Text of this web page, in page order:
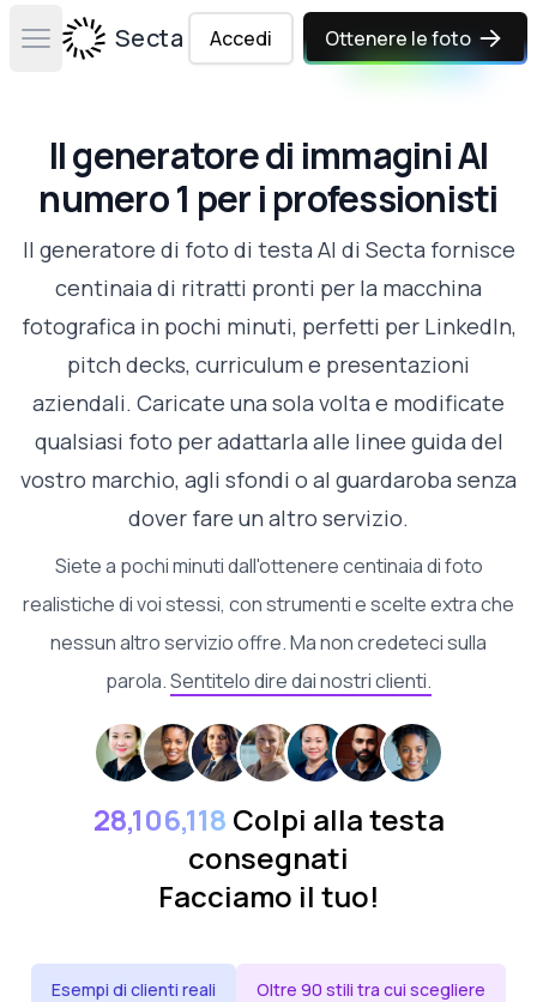
Open main menuSecta Labs
Accedi Ottenere le foto
Il generatore di immagini AI
numero 1 per i professionisti
Il generatore di foto di testa AI di Secta fornisce
centinaia di ritratti pronti per la macchina
fotografica in pochi minuti, perfetti per LinkedIn,
pitch decks, curriculum e presentazioni
aziendali. Caricate una sola volta e modificate
qualsiasi foto per adattarla alle linee guida del
vostro marchio, agli sfondi o al guardaroba senza
dover fare un altro servizio.
Siete a pochi minuti dall'ottenere centinaia di foto
realistiche di voi stessi, con strumenti e scelte extra che
nessun altro servizio offre. Ma non credeteci sulla
parola.Sentitelo dire dai nostri clienti.
28,106,118 Colpi alla testa
consegnati
Facciamo il tuo!
Esempi di clienti reali Oltre 90 stili tra cui scegliere